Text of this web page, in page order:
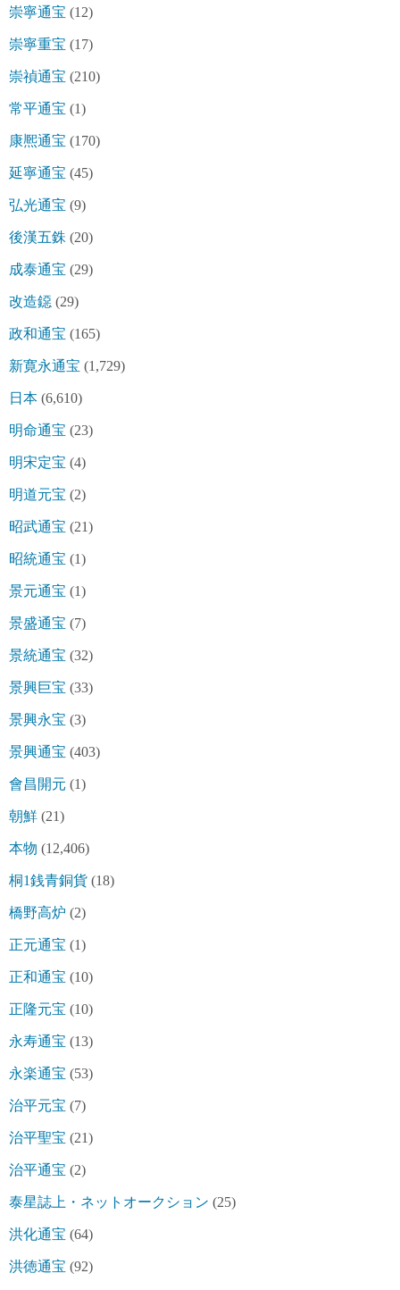
崇寧通宝 (12)
崇寧重宝 (17)
崇禎通宝 (210)
常平通宝 (1)
康熈通宝 (170)
延寧通宝 (45)
弘光通宝 (9)
後漢五銖 (20)
成泰通宝 (29)
改造鐚 (29)
政和通宝 (165)
新寛永通宝 (1,729)
日本 (6,610)
明命通宝 (23)
明宋定宝 (4)
明道元宝 (2)
昭武通宝 (21)
昭統通宝 (1)
景元通宝 (1)
景盛通宝 (7)
景統通宝 (32)
景興巨宝 (33)
景興永宝 (3)
景興通宝 (403)
會昌開元 (1)
朝鮮 (21)
本物 (12,406)
桐1銭青銅貨 (18)
橋野高炉 (2)
正元通宝 (1)
正和通宝 (10)
正隆元宝 (10)
永寿通宝 (13)
永楽通宝 (53)
治平元宝 (7)
治平聖宝 (21)
治平通宝 (2)
泰星誌上・ネットオークション (25)
洪化通宝 (64)
洪徳通宝 (92)